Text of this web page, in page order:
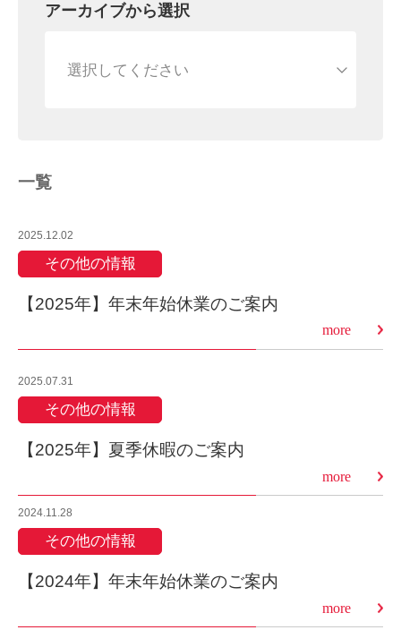
アーカイブから選択
一覧
2025.12.02
その他の情報
【2025年】年末年始休業のご案内
more
2025.07.31
その他の情報
【2025年】夏季休暇のご案内
more
2024.11.28
その他の情報
【2024年】年末年始休業のご案内
more